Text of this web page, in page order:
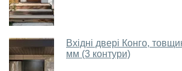
відвідуючи наш офіс.
Виклик замірника-консультанта
Вхідні двері Конго,
мм (3 контури)